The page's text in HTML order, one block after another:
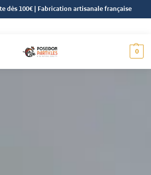
dès 100€ | Fabrication artisanale française
0